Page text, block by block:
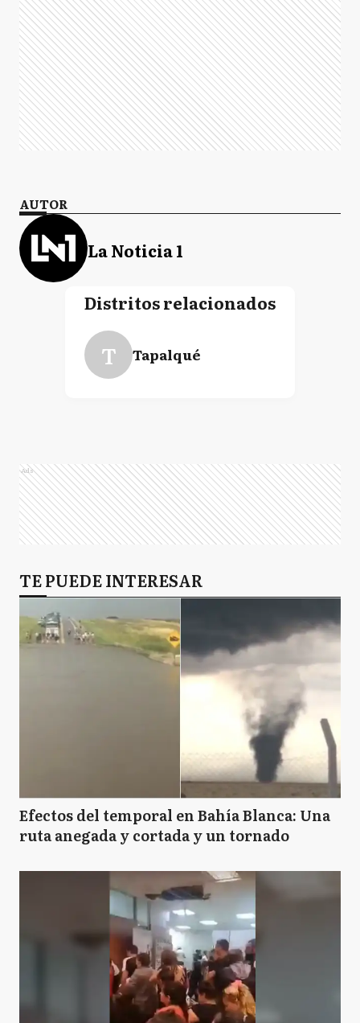
AUTOR
La Noticia 1
Distritos relacionados
T Tapalqué
Ads
TE PUEDE INTERESAR
Efectos del temporal en Bahía Blanca: Una
ruta anegada y cortada y un tornado